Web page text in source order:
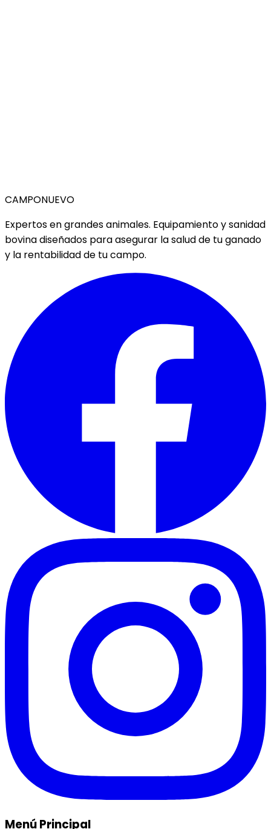
CAMPONUEVO
Expertos en grandes animales. Equipamiento y sanidad
bovina diseñados para asegurar la salud de tu ganado
y la rentabilidad de tu campo.
Menú Principal